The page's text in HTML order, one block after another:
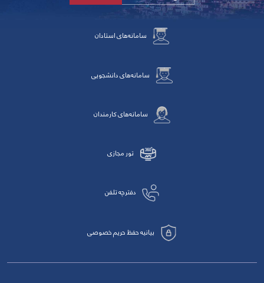
سامانه‌های استادان
سامانه‌های دانشجویی
سامانه‌های کارمندان
تور مجازی
دفترچه تلفن
بیانیه حفظ حریم خصوصی